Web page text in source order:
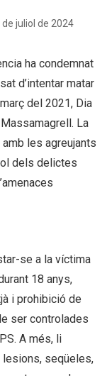
de juliol de 2024
ha condemnat
d’intentar matar
del 2021, Dia
La
les agreujants
dels delictes
se a la víctima
18 anys,
i prohibició de
ser controlades
A més, li
lesions, seqüeles,